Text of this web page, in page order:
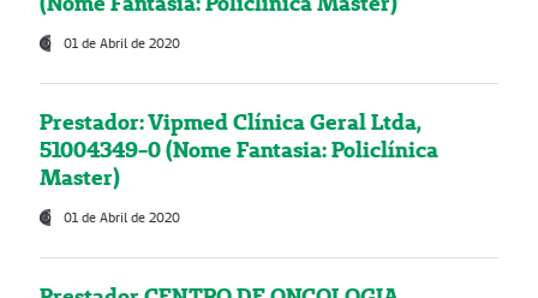
01 de Abril de 2020
Prestador: Vipmed Clínica Geral Ltda,
51004349-0 (Nome Fantasia: Policlínica
Master)
01 de Abril de 2020